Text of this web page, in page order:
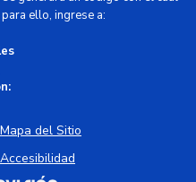
ello, ingrese a:
Mapa del Sitio
Accesibilidad